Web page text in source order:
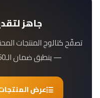
جاهز
تصفّح كتالوج المنتجات
— ينطبق ضمان الـ60 يوماً نفسه على كل ما فيه.
عرض